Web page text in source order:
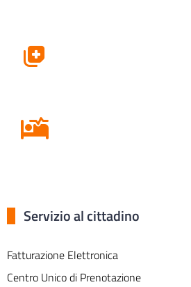
Servizio al cittadino
Fatturazione Elettronica
Centro Unico di Prenotazione